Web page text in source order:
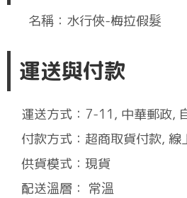
名稱：水行俠-梅拉假髮
運送與付款
運送方式：7-11, 中華郵政,
付款方式：超商取貨付款, 線
供貨模式：現貨
配送溫層： 常溫